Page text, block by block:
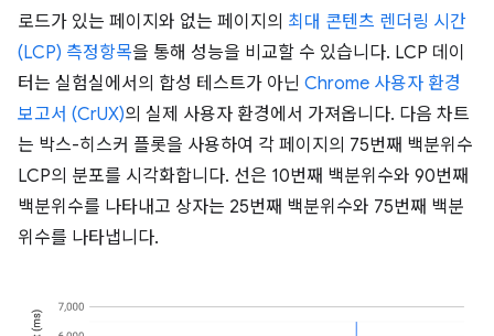
로드가 있는 페이지와 없는 페이지의 최대 콘텐츠 렌더링 시간
(LCP) 측정항목을 통해 성능을 비교할 수 있습니다. LCP 데이
터는 실험실에서의 합성 테스트가 아닌 Chrome 사용자 환경
보고서 (CrUX)의 실제 사용자 환경에서 가져옵니다. 다음 차트
는 박스-히스커 플롯을 사용하여 각 페이지의 75번째 백분위수
LCP의 분포를 시각화합니다. 선은 10번째 백분위수와 90번째
백분위수를 나타내고 상자는 25번째 백분위수와 75번째 백분
위수를 나타냅니다.